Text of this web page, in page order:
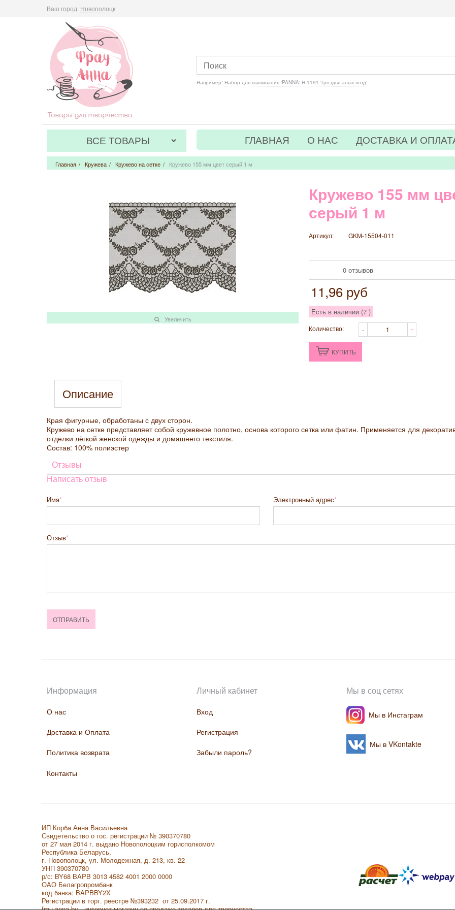
Ваш город: Новополоцк
Например: Набор для вышивания 'PANNA' Н-1191 'Гроздья алых ягод'
ВСЕ ТОВАРЫ ГЛАВНАЯ О НАС ДОСТАВКА И
Главная / Кружева / Кружево на сетке / Кружево 155 мм цвет серый 1 м
Увеличить
Кружево 155 мм
серый 1 м
Артикул: GKM-15504-011
0 отзывов
11,96 руб
Есть в наличии (7 )
Количество:
КУПИТЬ
Описание
Края фигурные, обработаны с двух сторон.
Кружево на сетке представляет собой кружевное полотно, основа которого сетка или фатин. Применяется для
отделки лёгкой женской одежды и домашнего текстиля.
Состав: 100% полиэстер
Отзывы
Написать отзыв
Имя Электронный адрес
Отзыв
Информация
О нас
Доставка и Оплата
Политика возврата
Контакты
Личный кабинет
Вход
Регистрация
Забыли пароль?
Мы в соц сетях
Мы в Инстаграм
Мы в VKontakte
ИП Корба Анна Васильевна
Свидетельство о гос. регистрации № 390370780
от 27 мая 2014 г. выдано Новополоцким горисполкомом
Республика Беларусь,
г. Новополоцк, ул. Молодежная, д. 213, кв. 22
УНП 390370780
р/с: BY68 BAPB 3013 4582 4001 2000 0000
ОАО Белагропромбанк
код банка: BAPBBY2X
Регистрации в торг. реестре №393232 от 25.09.2017 г.